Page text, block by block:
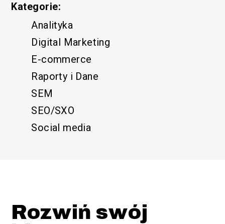
Kategorie:
Analityka
Digital Marketing
E-commerce
Raporty i Dane
SEM
SEO/SXO
Social media
Rozwiń swój